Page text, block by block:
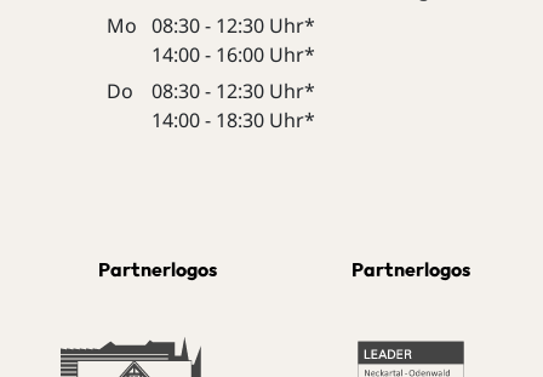
Mo 08:30 - 12:30 Uhr*
14:00 - 16:00 Uhr*
Do
08:30 - 12:30 Uhr*
14:00 - 18:30 Uhr*
Partnerlogos Partnerlogos